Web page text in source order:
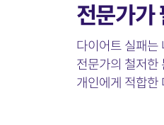
전문가가
다이어트 실패는
전문가의 철저한
개인에게 적합한